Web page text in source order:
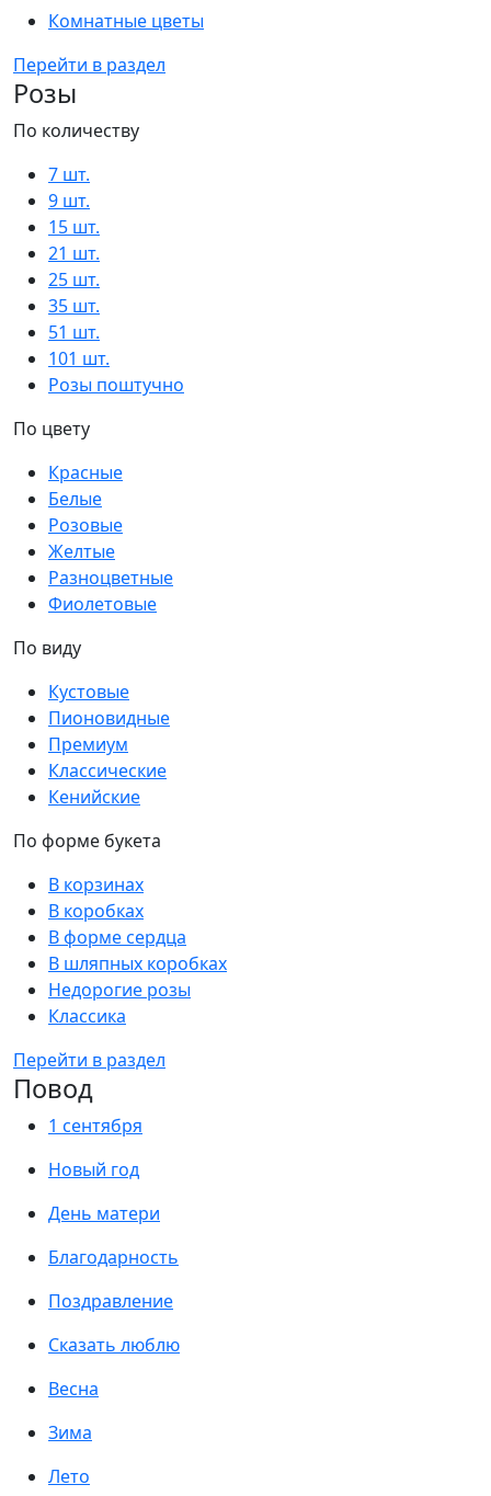
Комнатные цветы
Перейти в раздел
Розы
По количеству
7 шт.
9 шт.
15 шт.
21 шт.
25 шт.
35 шт.
51 шт.
101 шт.
Розы поштучно
По цвету
Красные
Белые
Розовые
Желтые
Разноцветные
Фиолетовые
По виду
Кустовые
Пионовидные
Премиум
Классические
Кенийские
По форме букета
В корзинах
В коробках
В форме сердца
В шляпных коробках
Недорогие розы
Классика
Перейти в раздел
Повод
1 сентября
Новый год
День матери
Благодарность
Поздравление
Сказать люблю
Весна
Зима
Лето